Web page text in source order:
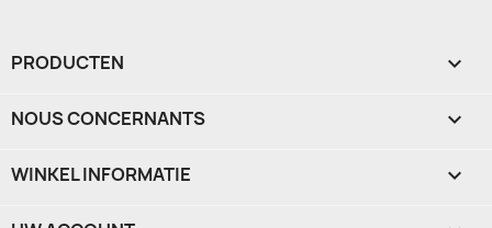
PRODUCTEN 
NOUS CONCERNANTS 
WINKEL INFORMATIE keyboard_arrow_down